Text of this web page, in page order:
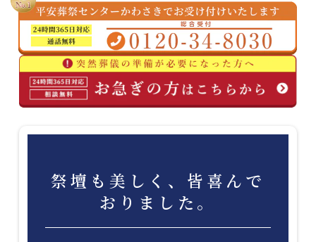
祭壇も美しく、皆喜んで
おりました。